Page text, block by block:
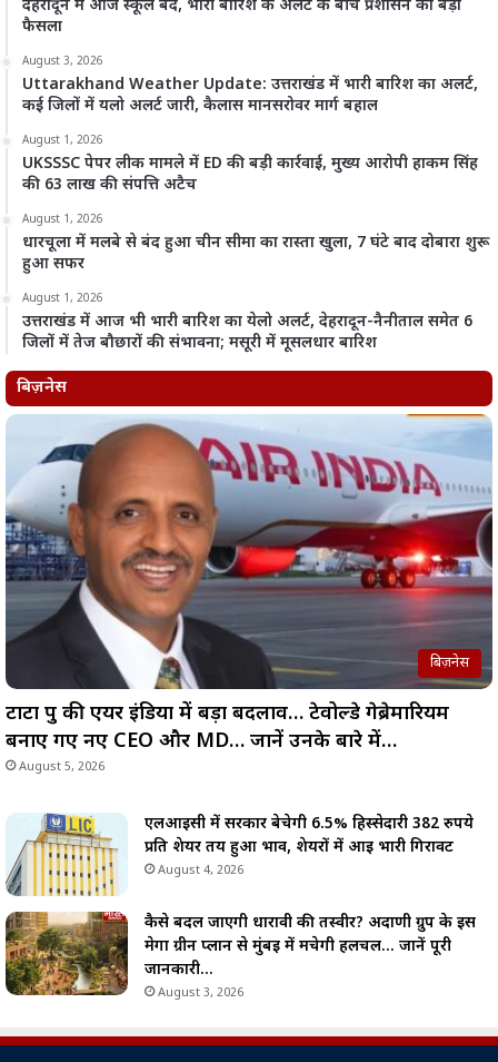
देहरादून में आज स्कूल बंद, भारी बारिश के अलर्ट के बीच प्रशासन का बड़ा
फैसला
August 3, 2026
Uttarakhand Weather Update: उत्तराखंड में भारी बारिश का अलर्ट,
कई जिलों में यलो अलर्ट जारी, कैलास मानसरोवर मार्ग बहाल
August 1, 2026
UKSSSC पेपर लीक मामले में ED की बड़ी कार्रवाई, मुख्य आरोपी हाकम सिंह
की 63 लाख की संपत्ति अटैच
August 1, 2026
धारचूला में मलबे से बंद हुआ चीन सीमा का रास्ता खुला, 7 घंटे बाद दोबारा शुरू
हुआ सफर
August 1, 2026
उत्तराखंड में आज भी भारी बारिश का येलो अलर्ट, देहरादून-नैनीताल समेत 6
जिलों में तेज बौछारों की संभावना; मसूरी में मूसलधार बारिश
बिज़नेस
बिज़नेस
टाटा ग्रुप की एयर इंडिया में बड़ा बदलाव… टेवोल्डे गेब्रेमारियम
बनाए गए नए CEO और MD… जानें उनके बारे में…
August 5, 2026
एलआईसी में सरकार बेचेगी 6.5% हिस्सेदारी 382 रुपये
प्रति शेयर तय हुआ भाव, शेयरों में आई भारी गिरावट
August 4, 2026
कैसे बदल जाएगी धारावी की तस्वीर? अदाणी ग्रुप के इस
मेगा ग्रीन प्लान से मुंबई में मचेगी हलचल… जानें पूरी
जानकारी…
August 3, 2026